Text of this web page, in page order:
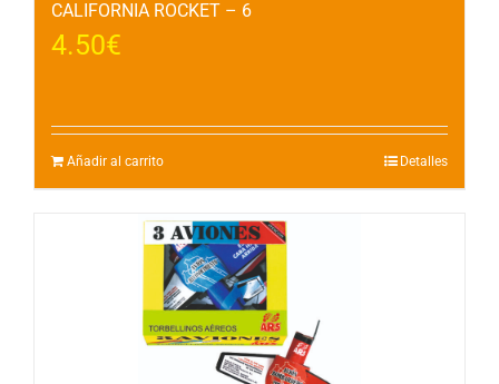
CALIFORNIA ROCKET – 6
4.50€
Añadir al carrito Detalles